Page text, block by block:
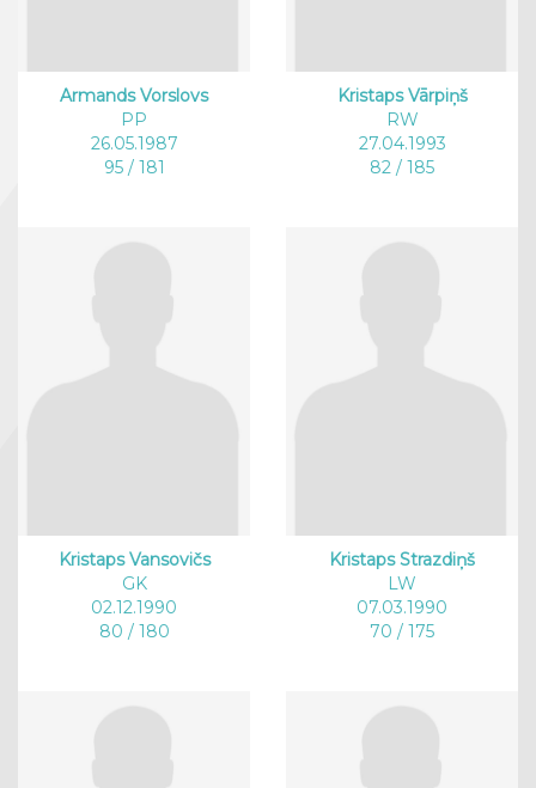
Armands Vorslovs
PP
26.05.1987
95 / 181
Kristaps Vārpiņš
RW
27.04.1993
82 / 185
Kristaps Vansovičs
GK
02.12.1990
80 / 180
Kristaps Strazdiņš
LW
07.03.1990
70 / 175